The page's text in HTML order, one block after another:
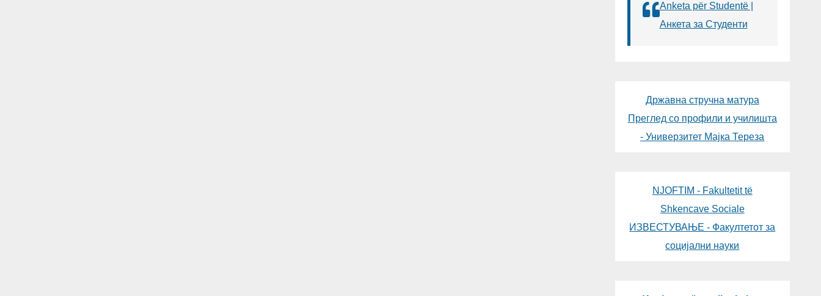
Anketa për Studentë |
Анкета за Студенти
Државна стручна матура
Преглед со профили и училишта
- Универзитет Мајка Тереза
NJOFTIM - Fakultetit të
Shkencave Sociale
ИЗВЕСТУВАЊЕ - Факултетот за
социјални науки